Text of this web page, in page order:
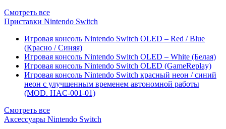
Смотреть все
Приставки Nintendo Switch
Игровая консоль Nintendo Switch OLED – Red / Blue
(Красно / Синяя)
Игровая консоль Nintendo Switch OLED – White (Белая)
Игровая консоль Nintendo Switch OLED (GameReplay)
Игровая консоль Nintendo Switch красный неон / синий
неон с улучшенным временем автономной работы
(MOD. HAC-001-01)
Смотреть все
Аксессуары Nintendo Switch